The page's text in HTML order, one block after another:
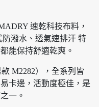
速乾科技布料，
潑水、透氣速排汗 特
能保持舒適乾爽。
M2282），全系列皆
卡邊，活動度極佳，是
一。